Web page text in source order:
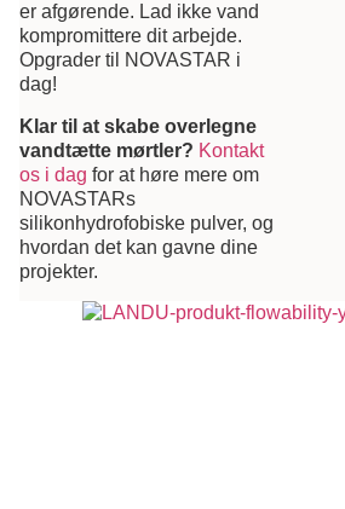
er afgørende. Lad ikke vand
kompromittere dit arbejde.
Opgrader til NOVASTAR i
dag!
Klar til at skabe overlegne
vandtætte mørtler? Kontakt
os i dag for at høre mere om
NOVASTARs
silikonhydrofobiske pulver, og
hvordan det kan gavne dine
projekter.